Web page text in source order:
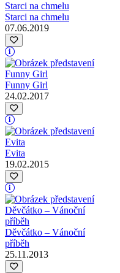
Starci na chmelu
07.06.2019
Funny Girl
24.02.2017
Evita
19.02.2015
Děvčátko – Vánoční
příběh
25.11.2013